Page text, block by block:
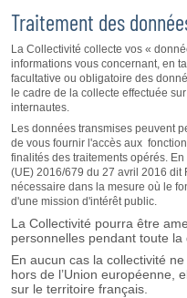
Traitement des
La Collectivité collecte vos «
informations vous concernant, en
facultative ou obligatoire des
le cadre de la collecte effectuée
internautes.
Les données transmises peuvent
de vous fournir l'accès aux
finalités des traitements opérés.
(UE) 2016/679 du 27 avril 2016 dit
nécessaire dans la mesure où le
d'une mission d'intérêt public.
La Collectivité pourra être
personnelles pendant toute
En aucun cas la collectivité
hors de l’Union européenne,
sur le territoire français.